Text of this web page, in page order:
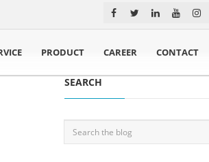
PRODUCT CAREER CONTACT
SEARCH